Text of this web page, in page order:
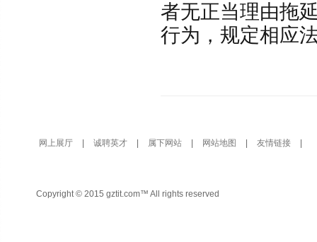
者无正当理由拖
行为，规定相应
网上展厅 诚聘英才 属下网站 网站地图 友情链接
Copyright © 2015 gztit.com™ All rights reserved